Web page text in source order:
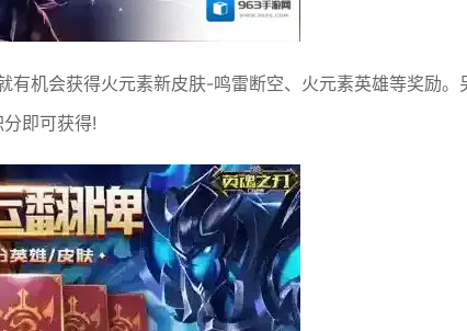
有机会获得火元素新皮肤-鸣雷断空、火元素英雄等奖励。
即可获得!